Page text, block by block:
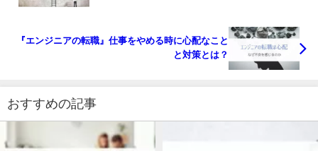
『エンジニアの転職』仕事をやめる時に心配なこと
と対策とは？
おすすめの記事